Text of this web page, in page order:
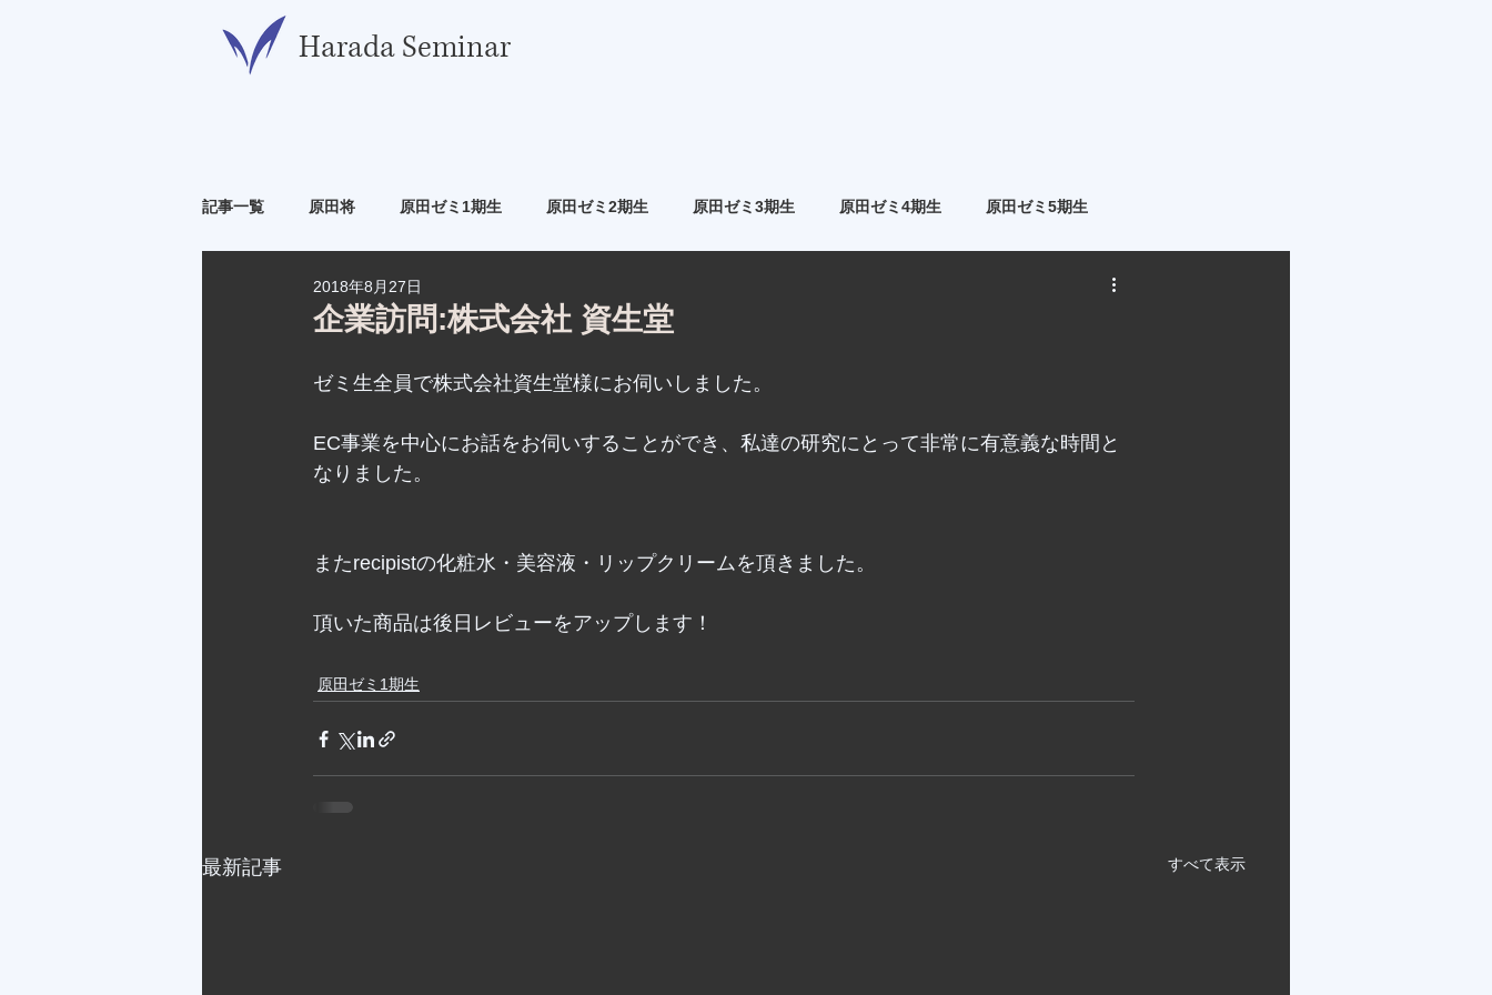
​Harada Seminar
記事一覧 原田将 原田ゼミ1期生 原田ゼミ2期生 原田ゼミ3期生 原田ゼミ4期生 原田ゼミ5期生
原田ゼミ6期生 原田ゼミ7期生
企業訪問:株式会社 資生堂
2018年8月27日
ゼミ生全員で株式会社資生堂様にお伺いしました。
EC事業を中心にお話をお伺いすることができ、私達の研究にとって非常に有意義な時間と
なりました。
またrecipistの化粧水・美容液・リップクリームを頂きました。
頂いた商品は後日レビューをアップします！
原田ゼミ1期生
最新記事 すべて表示